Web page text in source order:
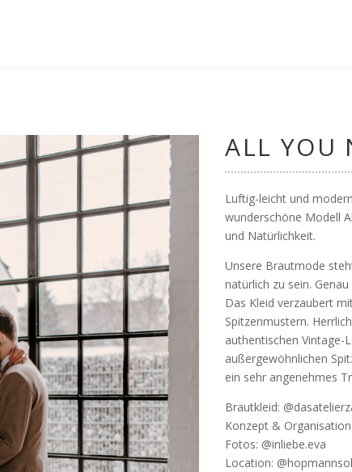
ALL YOU
Luftig-leicht und
wunderschöne Modell
und Natürlichkeit.
Unsere Brautmode
natürlich zu sein.
Das Kleid verzaubert
Spitzenmustern.
authentischen Vintage-
außergewöhnlichen
ein sehr angenehmes
Brautkleid:
Konzept &
Fotos: @inliebe.eva
Location: